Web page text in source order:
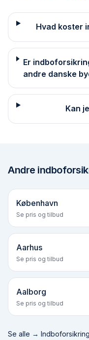
Hvad koster
Er
andre danske
Kan
Andre
København
Se pris og tilbud
Aarhus
Se pris og tilbud
Aalborg
Se pris og tilbud
Se alle →